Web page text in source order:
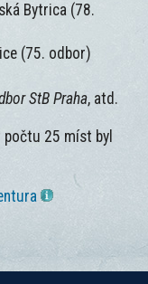
Bytrica (78.
(75. odbor)
StB Praha, atd.
počtu 25 míst byl